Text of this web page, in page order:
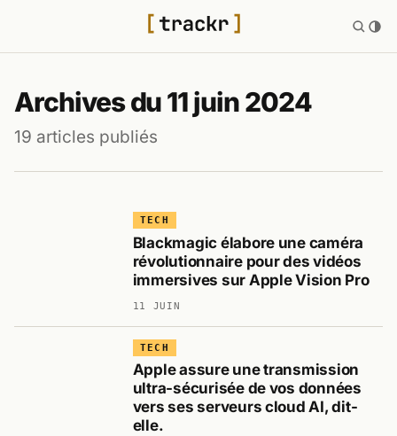
Archives du 11 juin 2024
19 articles publiés
TECH
Blackmagic élabore une caméra
révolutionnaire pour des vidéos
immersives sur Apple Vision Pro
11 JUIN
TECH
Apple assure une transmission
ultra-sécurisée de vos données
vers ses serveurs cloud AI, dit-
elle.